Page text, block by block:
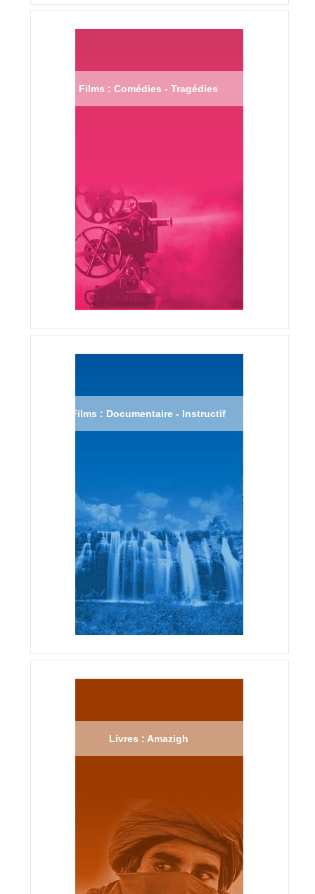
Films : Comédies - Tragédies
Films : Documentaire - Instructif
Livres : Amazigh